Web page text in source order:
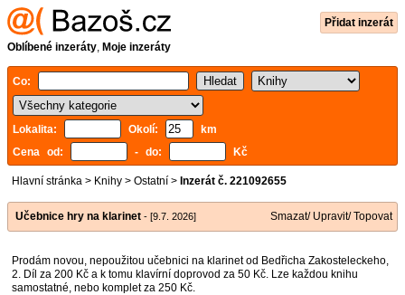
Přidat inzerát
Oblíbené inzeráty, Moje inzeráty
Co:
Lokalita: Okolí:
km
Cena od:
- do: Kč
Hlavní stránka > Knihy > Ostatní > Inzerát č. 221092655
Učebnice hry na klarinet - [9.7. 2026] Smazat/ Upravit/ Topovat
Prodám novou, nepoužitou učebnici na klarinet od Bedřicha Zakosteleckeho,
2. Díl za 200 Kč a k tomu klavírní doprovod za 50 Kč. Lze každou knihu
samostatné, nebo komplet za 250 Kč.